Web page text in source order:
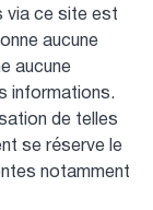
via ce site est
aucune
aucune
informations.
de telles
se réserve le
notamment